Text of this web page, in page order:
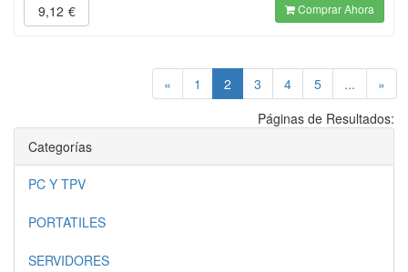
9,12 € Comprar Ahora
« 1 2 (current)
3 4 5 ...
»
Páginas de Resultados:
Categorías
PC Y TPV
PORTATILES
SERVIDORES